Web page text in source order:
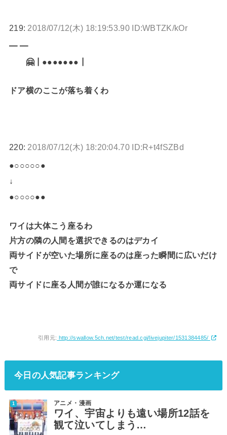
219: 2018/07/12(木) 18:19:53.90 ID:WBTZK/kOr
━ ━
🤗┃●●●●●●●┃
ドア横のここが落ち着くわ
220: 2018/07/12(木) 18:20:04.70 ID:R+t4fSZBd
●○○○○○●
↓
●○○○○●●
ワイは大体こう座るわ
片方の隣の人間を選択できるのはデカイ
両サイドが空いた場所に座るのは座った瞬間に広いだけ
で
両サイドに座る人間が誰になるか運になる
引用元: http://swallow.5ch.net/test/read.cgi/livejupiter/1531384485/
今日の人気記事ランキング
アニメ・漫画
ワイ、宇宙よりも遠い場所12話を
観て泣いてしまう…